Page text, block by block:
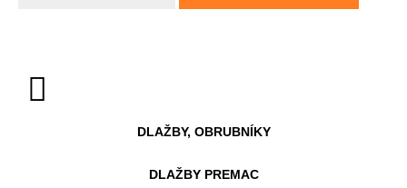
DLAŽBY, OBRUBNÍKY
DLAŽBY PREMAC